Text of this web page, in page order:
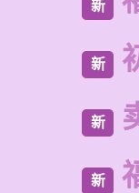
新
新
新
新